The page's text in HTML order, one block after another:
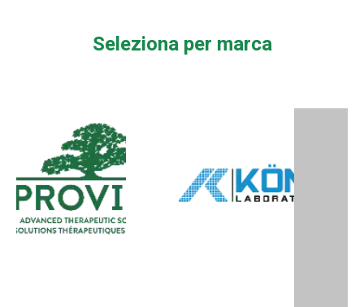
Seleziona per marca